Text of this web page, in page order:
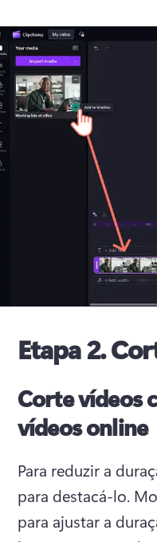
Etapa 2.
Corte vídeos
vídeos online
Para reduzir a
para destacá-lo.
para ajustar a